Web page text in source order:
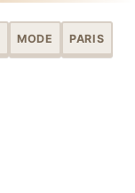
MODE PARIS